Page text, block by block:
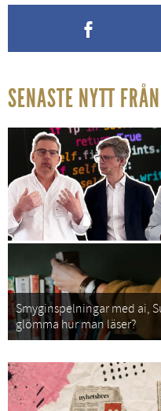
SENASTE NYTT
Smyginspelningar med ai,
glömma hur man läser?